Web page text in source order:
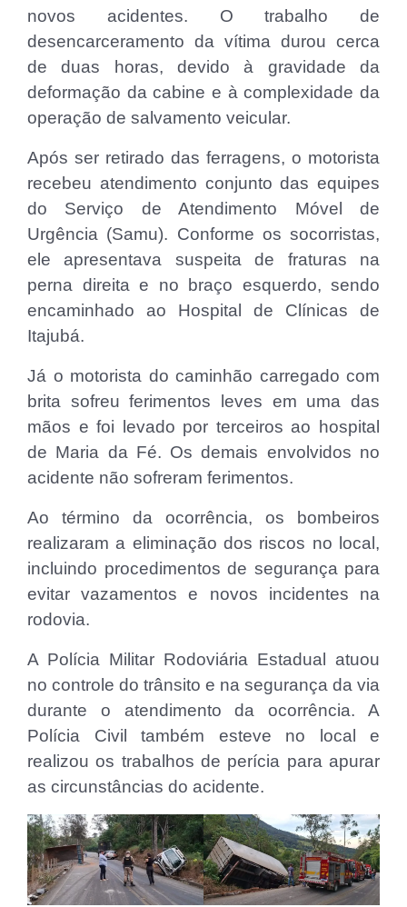
novos acidentes. O trabalho de
desencarceramento da vítima durou cerca
de duas horas, devido à gravidade da
deformação da cabine e à complexidade da
operação de salvamento veicular.
Após ser retirado das ferragens, o motorista
recebeu atendimento conjunto das equipes
do Serviço de Atendimento Móvel de
Urgência (Samu). Conforme os socorristas,
ele apresentava suspeita de fraturas na
perna direita e no braço esquerdo, sendo
encaminhado ao Hospital de Clínicas de
Itajubá.
Já o motorista do caminhão carregado com
brita sofreu ferimentos leves em uma das
mãos e foi levado por terceiros ao hospital
de Maria da Fé. Os demais envolvidos no
acidente não sofreram ferimentos.
Ao término da ocorrência, os bombeiros
realizaram a eliminação dos riscos no local,
incluindo procedimentos de segurança para
evitar vazamentos e novos incidentes na
rodovia.
A Polícia Militar Rodoviária Estadual atuou
no controle do trânsito e na segurança da via
durante o atendimento da ocorrência. A
Polícia Civil também esteve no local e
realizou os trabalhos de perícia para apurar
as circunstâncias do acidente.